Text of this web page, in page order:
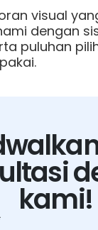
visual
dengan
puluhan
kami!